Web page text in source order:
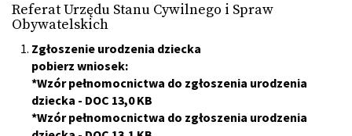
Referat Urzędu Stanu Cywilnego i Spraw
Obywatelskich
Zgłoszenie urodzenia dziecka
pobierz wniosek:
*Wzór pełnomocnictwa do zgłoszenia urodzenia
dziecka - DOC 13,0 KB
*Wzór pełnomocnictwa do zgłoszenia urodzenia